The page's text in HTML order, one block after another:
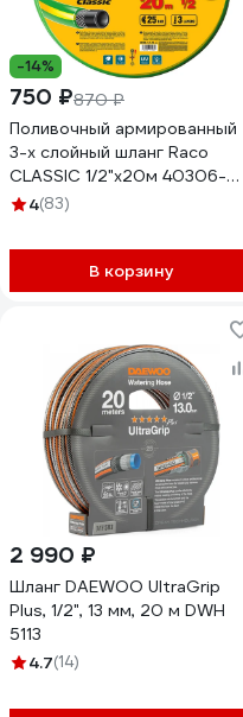
-14%
750 ₽870 ₽
Поливочный армированный
3-х слойный шланг Raco
CLASSIC 1/2"x20м 40306-
1/2-20_z01
4(83)
В корзину
2 990 ₽
Шланг DAEWOO UltraGrip
Plus, 1/2", 13 мм, 20 м DWH
5113
4.7(14)